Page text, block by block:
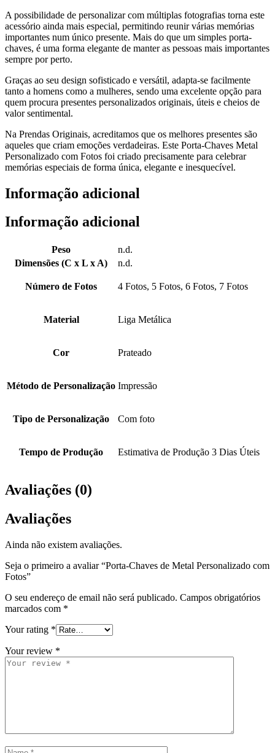
A possibilidade de personalizar com múltiplas fotografias torna este
acessório ainda mais especial, permitindo reunir várias memórias
importantes num único presente. Mais do que um simples porta-
chaves, é uma forma elegante de manter as pessoas mais importantes
sempre por perto.
Graças ao seu design sofisticado e versátil, adapta-se facilmente
tanto a homens como a mulheres, sendo uma excelente opção para
quem procura presentes personalizados originais, úteis e cheios de
valor sentimental.
Na Prendas Originais, acreditamos que os melhores presentes são
aqueles que criam emoções verdadeiras. Este Porta-Chaves Metal
Personalizado com Fotos foi criado precisamente para celebrar
memórias especiais de forma única, elegante e inesquecível.
Informação adicional
Informação adicional
Peso
n.d.
Dimensões (C x L x A)
n.d.
Número de Fotos 4 Fotos, 5 Fotos, 6 Fotos, 7 Fotos
Material Liga Metálica
Cor Prateado
Método de Personalização Impressão
Tipo de Personalização Com foto
Tempo de Produção Estimativa de Produção 3 Dias Úteis
Avaliações (0)
Avaliações
Ainda não existem avaliações.
Seja o primeiro a avaliar “Porta-Chaves de Metal Personalizado com
Fotos”
O seu endereço de email não será publicado. Campos obrigatórios
marcados com *
Your rating *
Your review *